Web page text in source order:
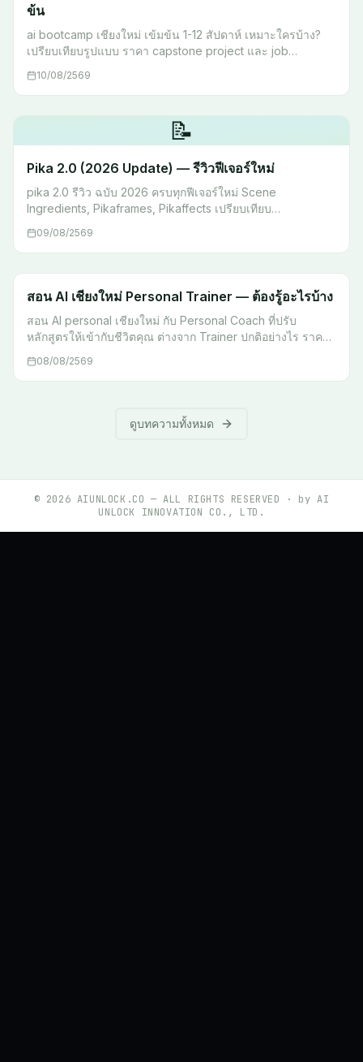
ข้น
ai bootcamp เชียงใหม่ เข้มข้น 1-12 สัปดาห์ เหมาะใครบ้าง?
เปรียบเทียบรูปแบบ ราคา capstone project และ job
10/08/2569
📝
Pika 2.0 (2026 Update) — รีวิวฟีเจอร์ใหม่
pika 2.0 รีวิว ฉบับ 2026 ครบทุกฟีเจอร์ใหม่ Scene
Ingredients, Pikaframes, Pikaffects เปรียบเทียบ
09/08/2569
สอน AI เชียงใหม่ Personal Trainer — ต้องรู้อะไรบ้าง
สอน AI personal เชียงใหม่ กับ Personal Coach ที่ปรับ
หลักสูตรให้เข้ากับชีวิตคุณ ต่างจาก Trainer ปกติอย่างไร ราคา
08/08/2569
ดูบทความทั้งหมด
© 2026 AIUNLOCK.CO — ALL RIGHTS RESERVED · by AI
UNLOCK INNOVATION CO., LTD.